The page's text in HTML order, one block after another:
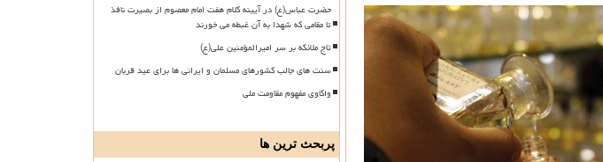
حضرت عباس(ع) در آیینه کلام هفت امام معصوم از بصیرت نافذ
تا مقامی که شهدا به آن غبطه می خورند
تاج ملائکه بر سر امیرالمؤمنین علی(ع)
سنت های جالب کشورهای مسلمان و ایرانی ها برای عید قربان
واکاوی مفهوم مقاومت ملی
پربحث ترین ها